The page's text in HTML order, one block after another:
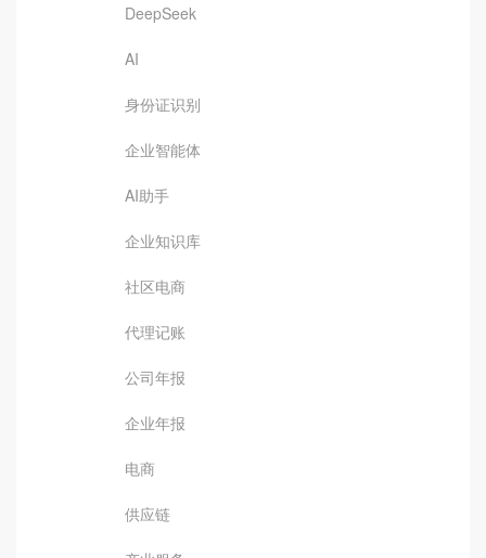
DeepSeek
AI
身份证识别
企业智能体
AI助手
企业知识库
社区电商
代理记账
公司年报
企业年报
电商
供应链